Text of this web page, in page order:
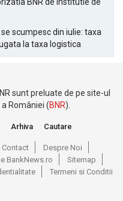
scumpesc din iulie: taxa
la taxa logistica
sunt preluate de pe site-ul
României (BNR).
Arhiva Cautare
Contact
Despre Noi
BankNews.ro
Sitemap
Termeni si Conditii